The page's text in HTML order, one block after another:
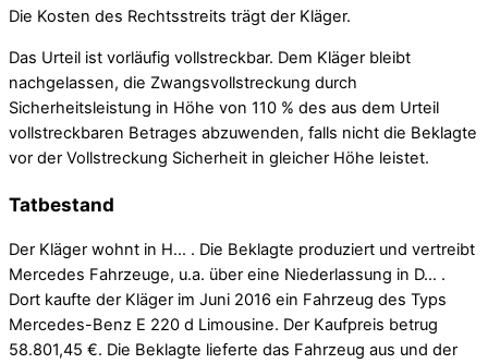
Die Kosten des Rechtsstreits trägt der Kläger.
Das Urteil ist vorläufig vollstreckbar. Dem Kläger bleibt
nachgelassen, die Zwangsvollstreckung durch
Sicherheitsleistung in Höhe von 110 % des aus dem Urteil
vollstreckbaren Betrages abzuwenden, falls nicht die Beklagte
vor der Vollstreckung Sicherheit in gleicher Höhe leistet.
Tatbestand
Der Kläger wohnt in H… . Die Beklagte produziert und vertreibt
Mercedes Fahrzeuge, u.a. über eine Niederlassung in D… .
Dort kaufte der Kläger im Juni 2016 ein Fahrzeug des Typs
Mercedes-Benz E 220 d Limousine. Der Kaufpreis betrug
58.801,45 €. Die Beklagte lieferte das Fahrzeug aus und der